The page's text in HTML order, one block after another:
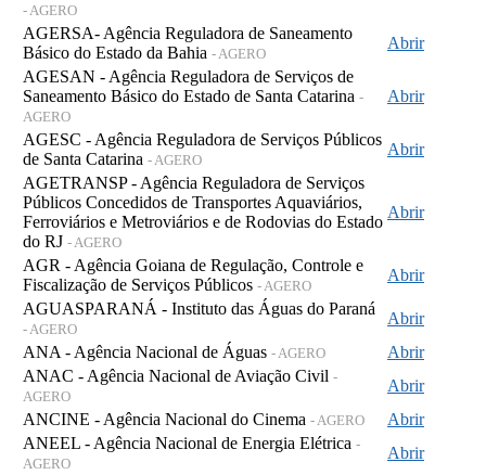
- AGERO
AGERSA- Agência Reguladora de Saneamento
Básico do Estado da Bahia - AGERO
Abrir
AGESAN - Agência Reguladora de Serviços de
Saneamento Básico do Estado de Santa Catarina -
AGERO
Abrir
AGESC - Agência Reguladora de Serviços Públicos
de Santa Catarina - AGERO
Abrir
AGETRANSP - Agência Reguladora de Serviços
Públicos Concedidos de Transportes Aquaviários,
Ferroviários e Metroviários e de Rodovias do Estado
do RJ - AGERO
Abrir
AGR - Agência Goiana de Regulação, Controle e
Fiscalização de Serviços Públicos - AGERO
Abrir
AGUASPARANÁ - Instituto das Águas do Paraná
- AGERO
Abrir
ANA - Agência Nacional de Águas - AGERO
Abrir
ANAC - Agência Nacional de Aviação Civil -
AGERO
Abrir
ANCINE - Agência Nacional do Cinema - AGERO
Abrir
ANEEL - Agência Nacional de Energia Elétrica -
AGERO
Abrir